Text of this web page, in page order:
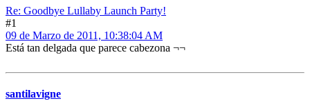
Re: Goodbye Lullaby Launch Party!
#1
09 de Marzo de 2011, 10:38:04 AM
Está tan delgada que parece cabezona ¬¬
santilavigne